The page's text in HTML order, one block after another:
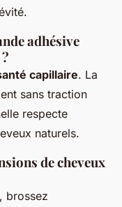
adhésive
capillaire. La
sans traction
respecte
naturels.
de cheveux
brossez